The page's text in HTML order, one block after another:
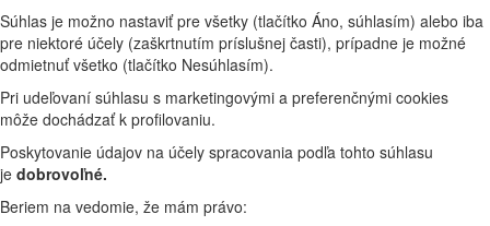
Súhlas je možno nastaviť pre všetky (tlačítko Áno, súhlasím) alebo iba
pre niektoré účely (zaškrtnutím príslušnej časti), prípadne je možné
odmietnuť všetko (tlačítko Nesúhlasím).
Pri udeľovaní súhlasu s marketingovými a preferenčnými cookies
môže dochádzať k profilovaniu.
Poskytovanie údajov na účely spracovania podľa tohto súhlasu
je dobrovoľné.
Beriem na vedomie, že mám právo: